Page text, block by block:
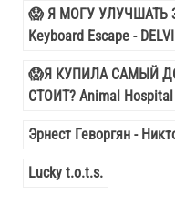
😱 Я МОГУ УЛУЧШАТЬ
Keyboard Escape -
😱Я КУПИЛА САМЫЙ
СТОИТ? Animal
Эрнест Геворгян -
Lucky t.o.t.s.